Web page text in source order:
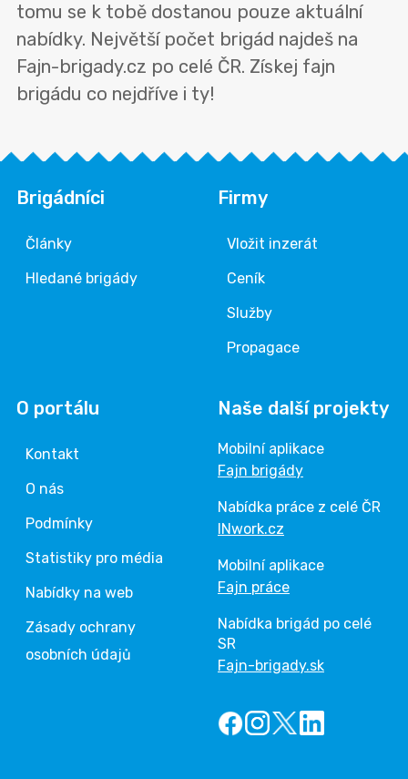
tomu se k tobě dostanou pouze aktuální
nabídky. Největší počet brigád najdeš na
Fajn-brigady.cz po celé ČR. Získej fajn
brigádu co nejdříve i ty!
Brigádníci
Články
Hledané brigády
Firmy
Vložit inzerát
Ceník
Služby
Propagace
O portálu
Kontakt
O nás
Podmínky
Statistiky pro média
Nabídky na web
Zásady ochrany
osobních údajů
Naše další projekty
Mobilní aplikace
Fajn brigády
Nabídka práce z celé ČR
INwork.cz
Mobilní aplikace
Fajn práce
Nabídka brigád po celé
SR
Fajn-brigady.sk